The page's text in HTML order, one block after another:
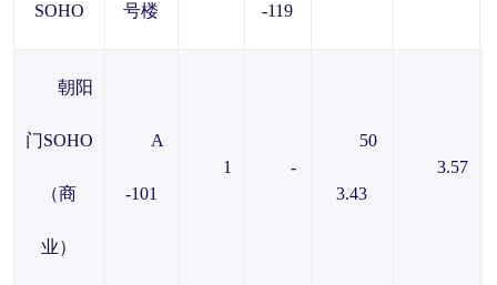
SOHO 号楼 -119
朝阳
门SOHO
（商
业）
A
-101
1 -
50
3.43
3.57